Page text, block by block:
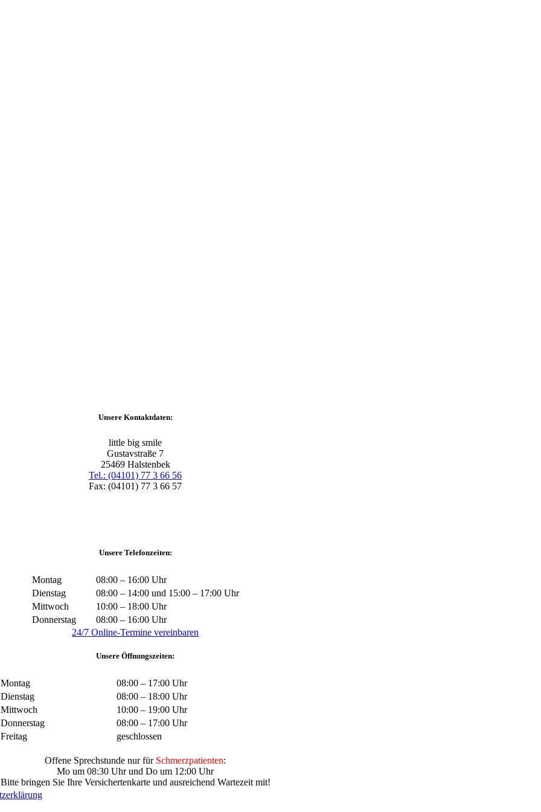
Unsere Kontaktdaten:
little big smile
Gustavstraße 7
25469 Halstenbek
Tel.: (04101) 77 3 66 56
Fax: (04101) 77 3 66 57
Unsere Telefonzeiten:
Montag
08:00 – 16:00 Uhr
Dienstag
08:00 – 14:00 und 15:00 – 17:00 Uhr
Mittwoch
10:00 – 18:00 Uhr
Donnerstag
08:00 – 16:00 Uhr
24/7 Online-Termine vereinbaren
Unsere Öffnungszeiten:
Montag
08:00 – 17:00 Uhr
Dienstag
08:00 – 18:00 Uhr
Mittwoch
10:00 – 19:00 Uhr
Donnerstag
08:00 – 17:00 Uhr
Freitag
geschlossen
Offene Sprechstunde nur für Schmerzpatienten:
Mo um 08:30 Uhr und Do um 12:00 Uhr
Bitte bringen Sie Ihre Versichertenkarte und ausreichend Wartezeit mit!